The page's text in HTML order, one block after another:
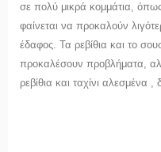
σε πολύ μικρά κομμάτια,
φαίνεται να προκαλούν
έδαφος. Τα ρεβίθια και το
προκαλέσουν προβλήματα,
ρεβίθια και ταχίνι αλεσμένα ,